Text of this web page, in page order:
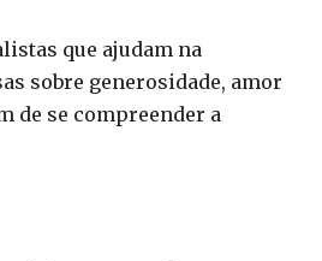
que ajudam na
sobre generosidade, amor
de se compreender a